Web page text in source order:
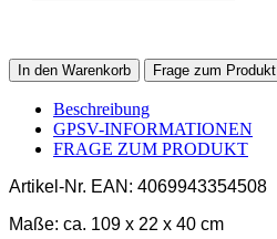
In den Warenkorb Frage zum Produkt
Beschreibung
GPSV-INFORMATIONEN
FRAGE ZUM PRODUKT
Artikel-Nr. EAN: 4069943354508
Maße: ca. 109 x 22 x 40 cm